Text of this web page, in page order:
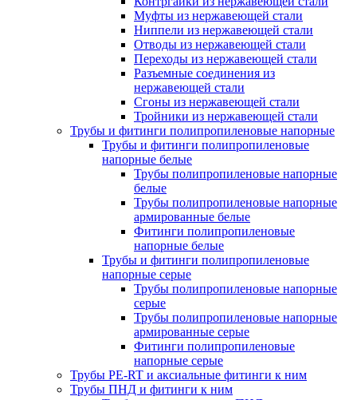
Муфты из нержавеющей стали
Ниппели из нержавеющей стали
Отводы из нержавеющей стали
Переходы из нержавеющей стали
Разъемные соединения из
нержавеющей стали
Сгоны из нержавеющей стали
Тройники из нержавеющей стали
Трубы и фитинги полипропиленовые напорные
Трубы и фитинги полипропиленовые
напорные белые
Трубы полипропиленовые напорные
белые
Трубы полипропиленовые напорные
армированные белые
Фитинги полипропиленовые
напорные белые
Трубы и фитинги полипропиленовые
напорные серые
Трубы полипропиленовые напорные
серые
Трубы полипропиленовые напорные
армированные серые
Фитинги полипропиленовые
напорные серые
Трубы PE-RT и аксиальные фитинги к ним
Трубы ПНД и фитинги к ним